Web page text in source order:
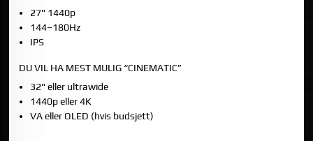
27" 1440p
144–180Hz
IPS
DU VIL HA MEST MULIG “CINEMATIC”
32" eller ultrawide
1440p eller 4K
VA eller OLED (hvis budsjett)